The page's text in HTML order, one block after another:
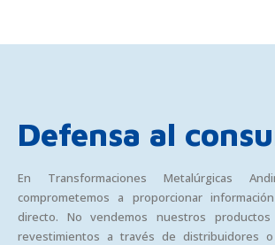
Defensa al
En Transformaciones Metalúrgicas
comprometemos a proporcionar
directo. No vendemos nuestros
revestimientos a través de distribuidores